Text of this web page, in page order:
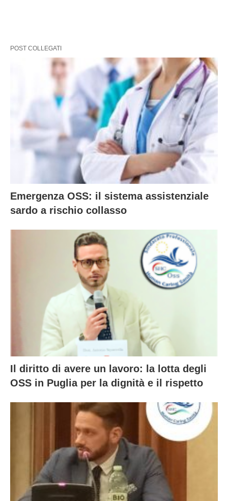
POST COLLEGATI
Emergenza OSS: il sistema assistenziale
sardo a rischio collasso
Il diritto di avere un lavoro: la lotta degli
OSS in Puglia per la dignità e il rispetto